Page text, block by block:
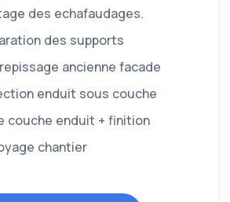
des echafaudages.
des supports
ancienne facade
enduit sous couche
couche enduit + finition
chantier